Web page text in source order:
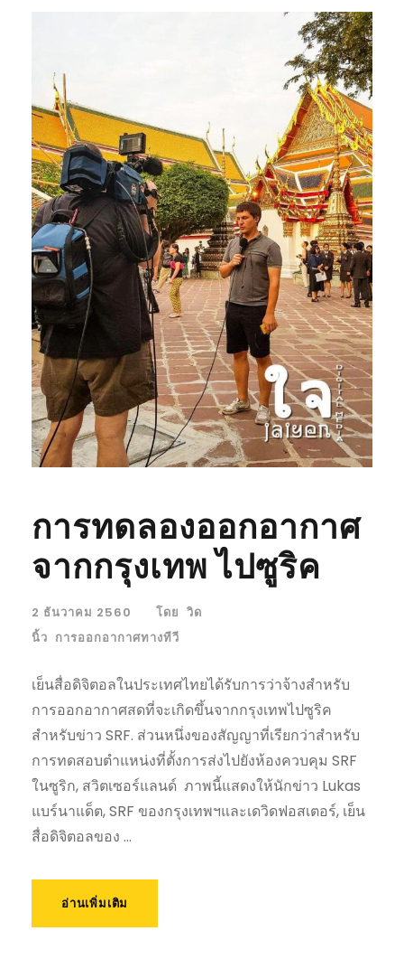
การทดลองออกอากาศ
จากกรุงเทพ ไปซูริค
2 ธันวาคม 2560 โดย วิด
นิ้ว การออกอากาศทางทีวี
เย็นสื่อดิจิตอลในประเทศไทยได้รับการว่าจ้างสำหรับ
การออกอากาศสดที่จะเกิดขึ้นจากกรุงเทพไปซูริค
สำหรับข่าว SRF. ส่วนหนึ่งของสัญญาที่เรียกว่าสำหรับ
การทดสอบตำแหน่งที่ตั้งการส่งไปยังห้องควบคุม SRF
ในซูริก, สวิตเซอร์แลนด์ ภาพนี้แสดงให้นักข่าว Lukas
แบร์นาแด็ต, SRF ของกรุงเทพฯและเดวิดฟอสเตอร์, เย็น
สื่อดิจิตอลของ ...
อ่านเพิ่มเติม